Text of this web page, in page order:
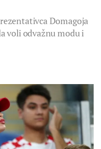
Domagoja
voli odvažnu modu i